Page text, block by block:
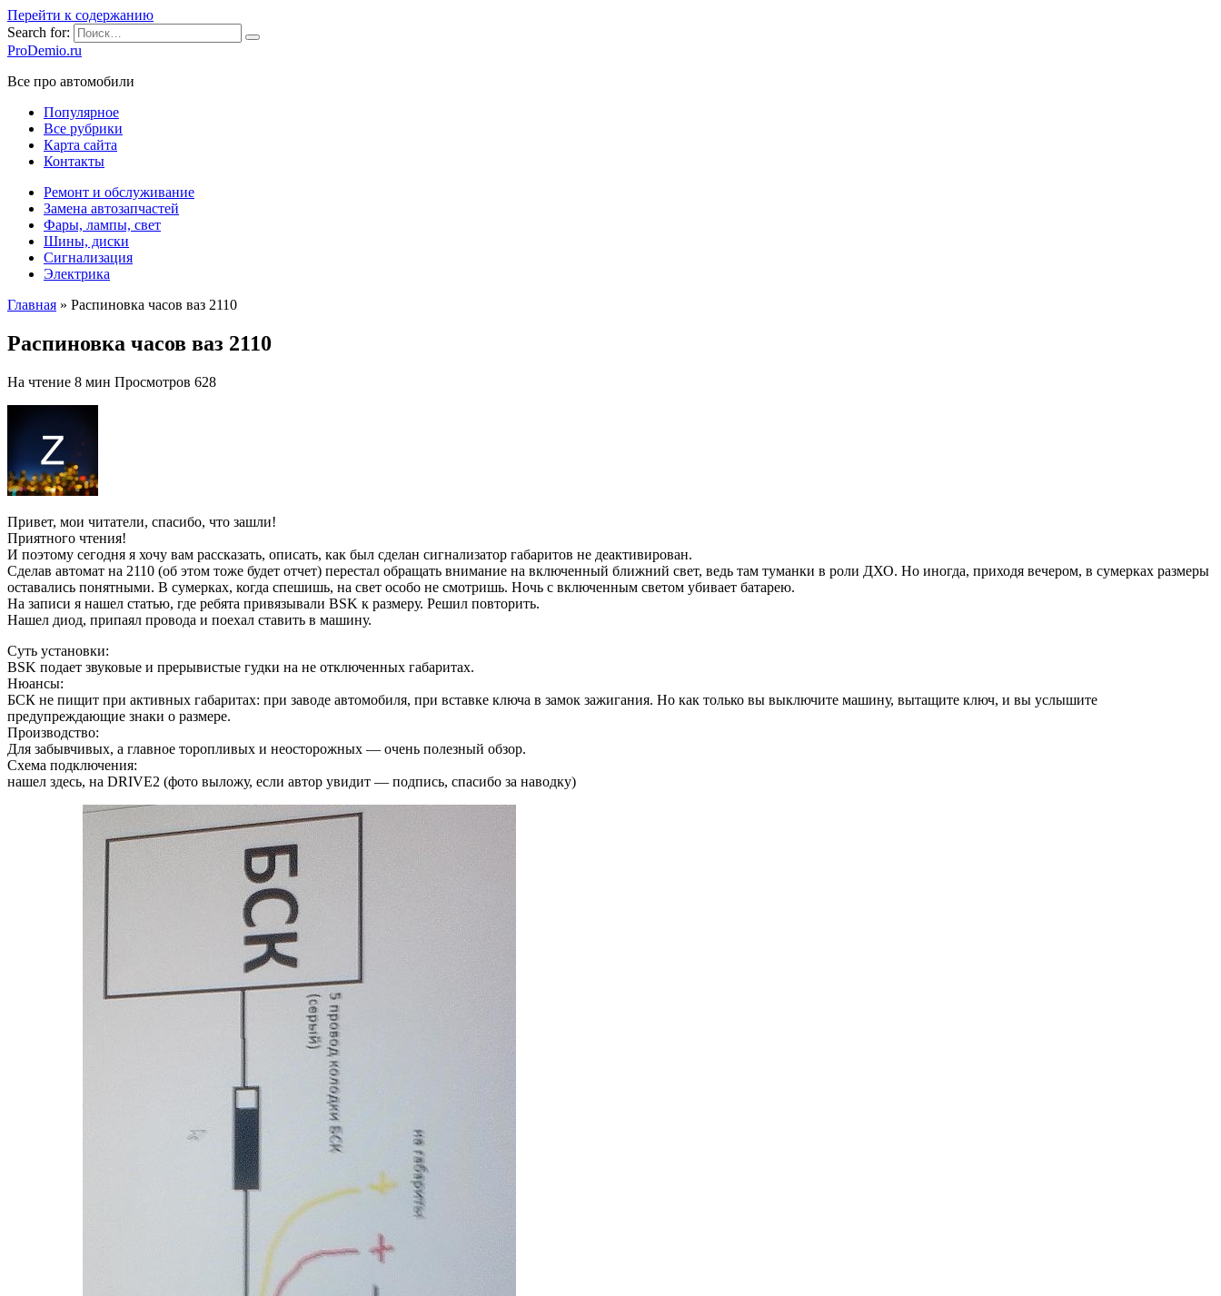
Перейти к содержанию
Search for:
ProDemio.ru
Все про автомобили
Популярное
Все рубрики
Карта сайта
Контакты
Ремонт и обслуживание
Замена автозапчастей
Фары, лампы, свет
Шины, диски
Сигнализация
Электрика
Главная » Распиновка часов ваз 2110
Распиновка часов ваз 2110
На чтение 8 мин Просмотров 628
Привет, мои читатели, спасибо, что зашли!
Приятного чтения!
И поэтому сегодня я хочу вам рассказать, описать, как был сделан сигнализатор габаритов не деактивирован.
Сделав автомат на 2110 (об этом тоже будет отчет) перестал обращать внимание на включенный ближний свет, ведь там туманки в роли ДХО. Но иногда, приходя вечером, в сумерках размеры
оставались понятными. В сумерках, когда спешишь, на свет особо не смотришь. Ночь с включенным светом убивает батарею.
На записи я нашел статью, где ребята привязывали BSK к размеру. Решил повторить.
Нашел диод, припаял провода и поехал ставить в машину.
Суть установки:
BSK подает звуковые и прерывистые гудки на не отключенных габаритах.
Нюансы:
БСК не пищит при активных габаритах: при заводе автомобиля, при вставке ключа в замок зажигания. Но как только вы выключите машину, вытащите ключ, и вы услышите
предупреждающие знаки о размере.
Производство:
Для забывчивых, а главное торопливых и неосторожных — очень полезный обзор.
Схема подключения:
нашел здесь, на DRIVE2 (фото выложу, если автор увидит — подпись, спасибо за наводку)